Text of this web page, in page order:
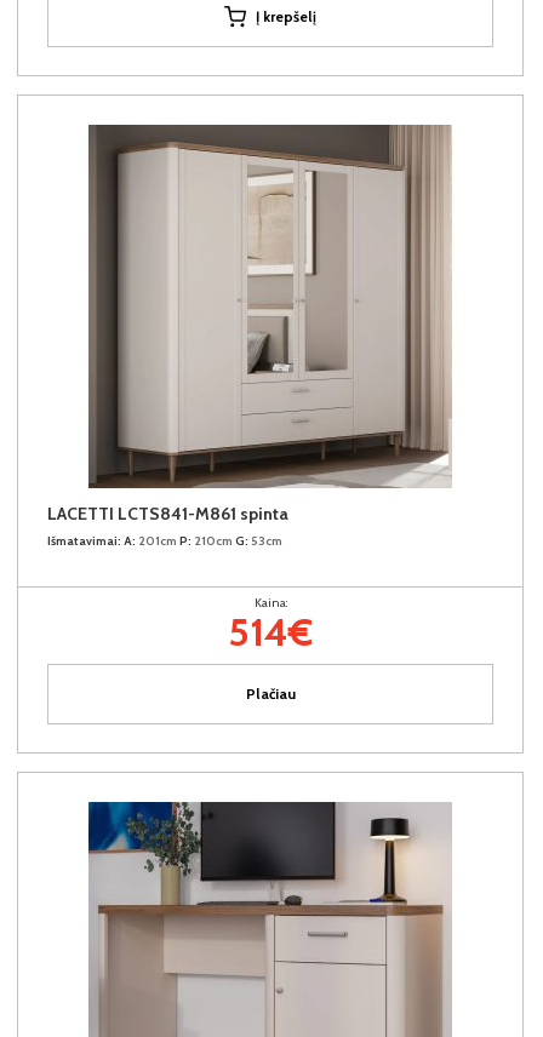
Į krepšelį
LACETTI LCTS841-M861 spinta
Išmatavimai: A: 201cm P: 210cm G: 53cm
Kaina:
514€
Plačiau